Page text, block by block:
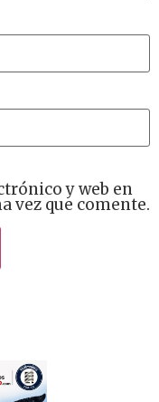
y web en
vez que comente.